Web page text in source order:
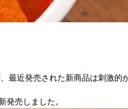
最近発売された新商品は刺激的
発売しました。